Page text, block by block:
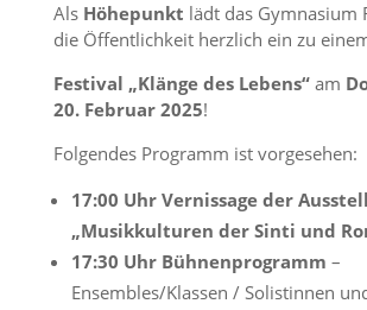
Als Höhepunkt lädt das Gymnasium
die Öffentlichkeit herzlich ein zu
Festival „Klänge des Lebens“am
20. Februar 2025!
Folgendes Programm ist vorgesehen:
17:00 Uhr Vernissage der
„Musikkulturen der Sinti und
17:30 Uhr Bühnenprogramm –
Ensembles/Klassen / Solistinnen